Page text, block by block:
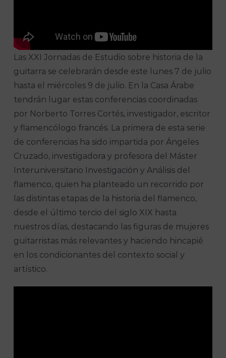
Las XXI Jornadas de Estudio sobre historia de la
guitarra se celebrarán desde este lunes 7 de julio
hasta el miércoles 9 de julio. En la Casa Árabe
tendrán lugar estas conferencias coordinadas
por Norberto Torres Cortés, investigador, escritor
y flamencólogo francés. La primera de esta serie
de conferencias ha sido impartida por Ángeles
Cruzado, investigadora y profesora del Máster
Interuniversitario Investigación y Análisis del
flamenco, quien ha planteado un recorrido por
las distintas etapas de la historia del flamenco,
desde el último tercio del siglo XIX hasta
nuestros días, destacando las figuras de mujeres
guitarristas más relevantes y haciendo hincapié
en los condicionantes del contexto social y
artístico.